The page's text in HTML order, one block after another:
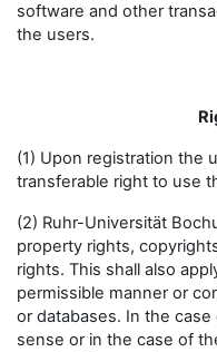
software and other
the users.
(1) Upon registration the
transferable right to use
(2) Ruhr-Universität
property rights,
rights. This shall also
permissible manner or
or databases. In the
sense or in the case of